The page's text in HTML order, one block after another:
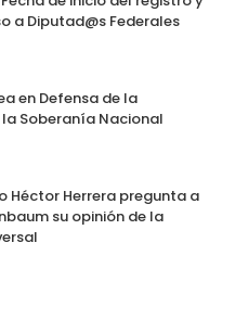
a Diputad@s Federales
en Defensa de la
Soberanía Nacional
Héctor Herrera pregunta a
su opinión de la